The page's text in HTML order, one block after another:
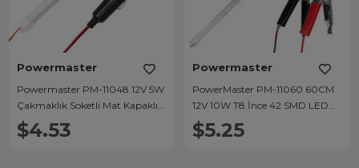
Powermaster
Powermaster PM-11048 12V 5W
Çakmaklık Soketli Mat Kapaklı
30 cm LED Bar Lamba (6500K
Beyaz)
$4.53
Powermaster
PowerMaster PM-11060 60CM
12V 10W T8 İnce 42 SMD LED
6500K Beyaz Lamba Akü
Maşalı Anahtarlı
$5.25